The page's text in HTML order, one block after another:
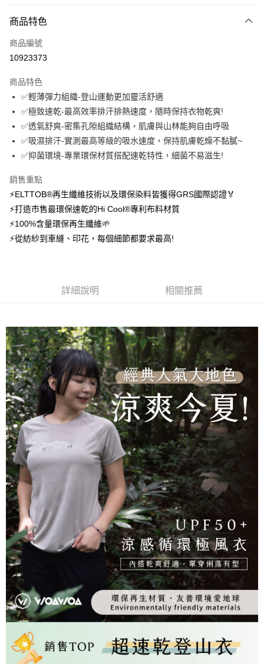
信用卡一次付款
信用卡分期付款
合作金庫商業銀行
華南商業銀行
彰化商業銀行
上海商業儲蓄銀行
台北富邦商業銀行
國泰世華商業銀行
兆豐國際商業銀行
臺灣中小企業銀行
台中商業銀行
匯豐（台灣）商業銀行
華泰商業銀行
聯邦商業銀行
遠東國際商業銀行
元大商業銀行
台新國際商業銀行
中國信託商業銀行
台灣樂天信用卡公司
6 期 0 利率 每期
華南商業銀行
彰化商業銀行
上海商業儲蓄銀行
台北富邦商業銀行
國泰世華商業銀行
兆豐國際商業銀行
臺灣中小企業銀行
台中商業銀行
聯邦商業銀行
元大商業銀行
永豐商業銀行
玉山商業銀行
星展（台灣）商業銀行
台灣樂天信用卡公司
12 期 0 利率 每期 NT$144
合作金庫商業銀行
第一商業銀行
上海商業儲蓄銀行
台北富邦商業銀行
國泰世華商業銀行
兆豐國際商業銀行
匯豐（台灣）商業銀行
聯邦商業銀行
遠東國際商業銀行
元大商業銀行
永豐商業銀行
玉山商業銀行
台新國際商業銀行
中國信託商業銀行
台灣樂天信用卡公司
24 期 0 利率 每期NT$72 20家銀行
合作金庫商業銀行
第一商業銀行
華南商業銀行
彰化商業銀行
兆豐國際商業銀行
台中商業銀行
匯豐（台灣）商業銀行
華泰商業銀行
聯邦商業銀行
遠東國際商業銀行
元大商業銀行
永豐商業銀行
星展（台灣）商業銀行
台新國際商業銀行
超商取貨付款
Apple Pay
悠遊付
大哥付你分期
相關說明
流程，驗證手機門號後，選擇欲分期的期數、繳款截止日，確認付款後即完
消。如遇「轉專審核」未通過狀況，表示未達大哥付你分期系統評分，恕無
法說明評估內容。
【繳款方式說明】
1.分期款項不併入電信帳單，「大哥付你分期」於每月結算日後寄送繳費提
醒簡訊。
2.透過簡訊連結打開帳單後，可選擇「超商條碼／台灣大直營門市／銀行轉
帳／街口支付／iPASS MONEY」等通路繳費。
【注意事項】
1.本服務係由「台灣大哥大股份有限公司」（以下簡稱本公司）所提供，讓
用戶於交易時，得透過本服務購買商品或服務，並由商店將買賣／分期付款
買賣價金債權讓與本公司後，依約使用本公司帳單繳交帳款。
2.基於同意付款使用「大哥付你分期」之契約關係目的，商店將以您的個人
資料（包含姓名、電話或地址）提供予台灣大哥大進項蒐集、處理及利用，
由本公司與您本人進行分期帳單所需資料之確認、核對及更正。
3.完整用戶服務條款，請詳閱以下連結：https://oppay.tw/userRule
【關於「AFTEE先享後付」】
１．簡單：不需註冊會員、不需綁卡、不需儲值。
２．便利：只要手機號碼，簡訊認證，即可結帳。
３．安心：先確認商品／服務後，再付款。
【「AFTEE先享後付」結帳流程】
１．於結帳方式選擇「AFTEE先享後付」後，將跳轉至「AFTEE先享後付」
結帳頁面，進行簡訊認證並確認金額後，即可完成結帳。
２．訂單成立數日內，您將收到繳費通知簡訊。
３．收到繳費通知簡訊後14天內，點擊此簡訊中的連結，可透過四大超商／
ATM／網路銀行／等多元方式進行付款，方視為交易完成。
※ 請注意：結帳手續完成當下不需立刻繳費，但若您需要取消訂單，請聯絡
購買商品的店家。未經商家同意取消之訂單仍視為有效，需透過AFTEE先享
後付繳納相關費用。
※ 交易是否成功請以「AFTEE先享後付 」之結帳頁面顯示為準，若有關於
是否繳費成功／繳費後需取消欲退款等相關疑問，請聯繫「AFTEE先享後付
客戶支援中心」
https://netprotections.freshdesk.com/support/home
【注意事項】
１．透過由恩沛科技股份有限公司提供之「AFTEE先享後付」服務完成之交
易，需依本服務之必要範圍內提供個人資料，並將交易相關給付款項請求債
權轉讓予恩沛科技股份有限公司。
２．關於個人資料處理事宜，請瀏覽以下網址：
https://aftee.tw/terms/#terms3
３．未成年的使用者請事先徵得法定代理人或監護人之同意方可使用
「AFTEE先享後付」，若未經同意申辦者引起之損失，本公司不負相關責
任。
４．使用「AFTEE先享後付」時，將依據個別帳號之用戶狀況，依本公司即
時審查核予不同之上限額度；若仍有額度不足之情形，本公司將視審查結果
請求用戶進行身份認證。
５．嚴禁一人註冊多個帳號或使用他人資訊註冊。若發現惡意使用之情形，
恩沛科技股份有限公司將有權停止該用戶之使用額度並採取法律行動。
運送方式
全家取貨付款
每筆NT$100，滿NT$1,000(含以上)免運費
付款後全家取貨
每筆NT$100，滿NT$1,000(含以上)免運費
7-11取貨付款
每筆NT$100，滿NT$1,000(含以上)免運費
付款後7-11取貨
每筆NT$100，滿NT$1,000(含以上)免運費
宅配
每筆NT$100，滿NT$1,000(含以上)免運費
順豐 查看運費
商品特色
商品編號
10923373
商品特色
✅輕薄彈力組織-登山運動更加靈活舒適
✅極致速乾-最高效率排汗排熱速度，隨時保持衣物乾爽!
✅透氣舒爽-密集孔隙組織結構，肌膚與山林能夠自由呼吸
✅吸濕排汗-實測最高等級的吸水速度，保持肌膚乾燥不黏膩~
✅抑菌環境-專業環保材質搭配速乾特性，細菌不易滋生!
銷售重點
⚡ELTTOB®再生纖維技術以及環保染料皆獲得GRS國際認證🏅
⚡打造市售最環保速乾的Hi Cool®專利布料材質
⚡100%含量環保再生纖維🌱
⚡從紡紗到車縫、印花，每個細節都要求最高!
詳細說明 相關推薦